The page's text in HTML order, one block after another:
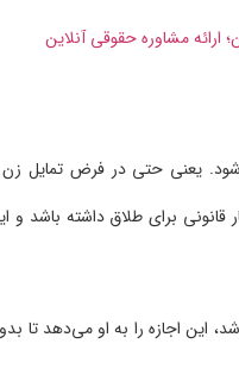
یعنی حتی در فرض تمایل
برای طلاق داشته باشد و
این اجازه را به او می‌دهد تا